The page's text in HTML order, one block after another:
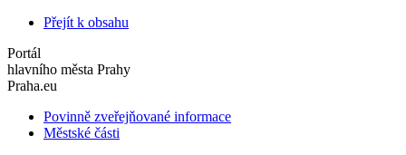
Přejít k obsahu
Portál
hlavního města Prahy
Praha.eu
Povinně zveřejňované informace
Městské části